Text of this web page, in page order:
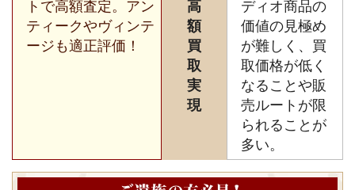
トで高額査定。アン
ティークやヴィンテ
ージも適正評価！
高
額
買
取
実
現
ディオ商品の
価値の見極め
が難しく、買
取価格が低く
なることや販
売ルートが限
られることが
多い。